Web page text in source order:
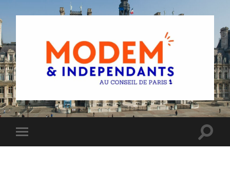
Groupe
MoDem
et
de
Toggle
mobile
Toggle